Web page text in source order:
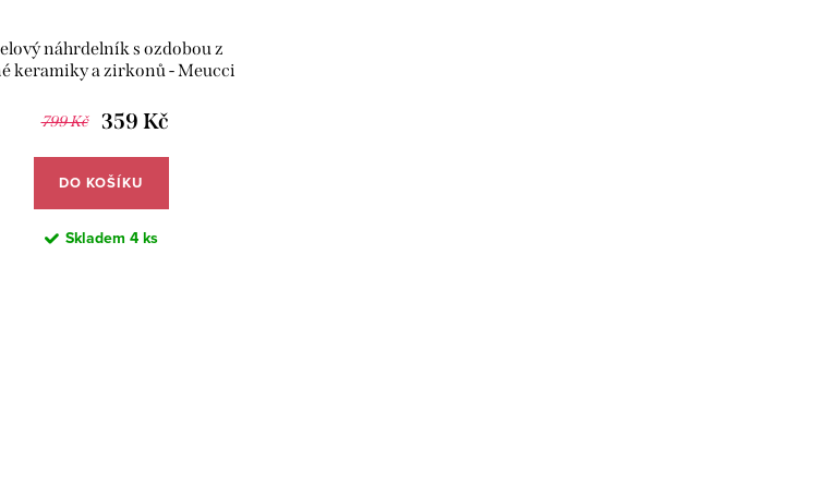
náhrdelník s ozdobou z
keramiky a zirkonů - Meucci
799 Kč 359 Kč
DO KOŠÍKU
Skladem 4 ks